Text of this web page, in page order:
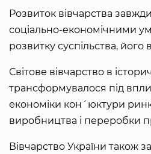
Розвиток вівчарства
соціально-економічними
розвитку суспільства,
Світове вівчарство в
трансформувалося під
економіки кон´юктури
виробництва і переробки
Вівчарство України також